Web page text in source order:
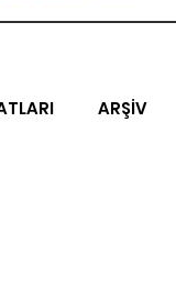
ARŞİV